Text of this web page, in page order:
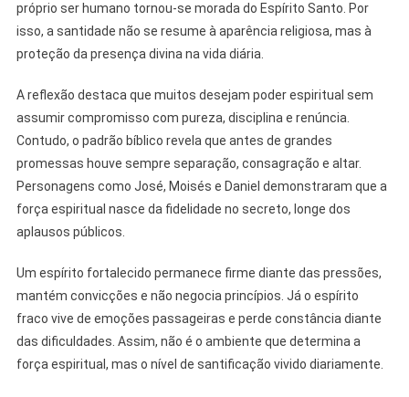
próprio ser humano tornou-se morada do Espírito Santo. Por
isso, a santidade não se resume à aparência religiosa, mas à
proteção da presença divina na vida diária.
A reflexão destaca que muitos desejam poder espiritual sem
assumir compromisso com pureza, disciplina e renúncia.
Contudo, o padrão bíblico revela que antes de grandes
promessas houve sempre separação, consagração e altar.
Personagens como José, Moisés e Daniel demonstraram que a
força espiritual nasce da fidelidade no secreto, longe dos
aplausos públicos.
Um espírito fortalecido permanece firme diante das pressões,
mantém convicções e não negocia princípios. Já o espírito
fraco vive de emoções passageiras e perde constância diante
das dificuldades. Assim, não é o ambiente que determina a
força espiritual, mas o nível de santificação vivido diariamente.